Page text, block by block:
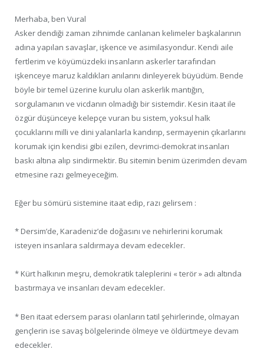
Merhaba, ben Vural
Asker dendiği zaman zihnimde canlanan kelimeler başkalarının
adına yapılan savaşlar, işkence ve asimilasyondur. Kendi aile
fertlerim ve köyümüzdeki insanların askerler tarafından
işkenceye maruz kaldıkları anılarını dinleyerek büyüdüm. Bende
böyle bir temel üzerine kurulu olan askerlik mantığın,
sorgulamanın ve vicdanın olmadığı bir sistemdir. Kesin itaat ile
özgür düşünceye kelepçe vuran bu sistem, yoksul halk
çocuklarını milli ve dini yalanlarla kandırıp, sermayenin çıkarlarını
korumak için kendisi gibi ezilen, devrimci-demokrat insanları
baskı altına alıp sindirmektir. Bu sitemin benim üzerimden devam
etmesine razı gelmeyeceğim.
Eğer bu sömürü sistemine itaat edip, razı gelirsem :
* Dersim’de, Karadeniz’de doğasını ve nehirlerini korumak
isteyen insanlara saldırmaya devam edecekler.
* Kürt halkının meşru, demokratik taleplerini « terör » adı altında
bastırmaya ve insanları devam edecekler.
* Ben itaat edersem parası olanların tatil şehirlerinde, olmayan
gençlerin ise savaş bölgelerinde ölmeye ve öldürtmeye devam
edecekler.